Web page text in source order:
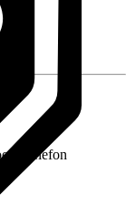
Telefon